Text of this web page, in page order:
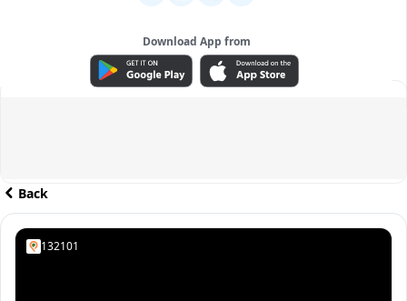
Download App from
ADVERTISEMENT
Back
132101